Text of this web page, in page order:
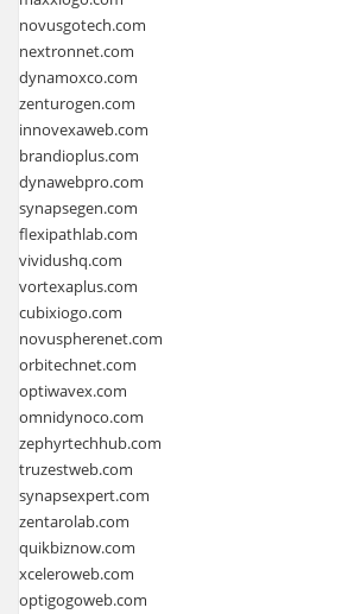
novusgotech.com
nextronnet.com
dynamoxco.com
zenturogen.com
innovexaweb.com
brandioplus.com
dynawebpro.com
synapsegen.com
flexipathlab.com
vividushq.com
vortexaplus.com
cubixiogo.com
novuspherenet.com
orbitechnet.com
optiwavex.com
omnidynoco.com
zephyrtechhub.com
truzestweb.com
synapsexpert.com
zentarolab.com
quikbiznow.com
xceleroweb.com
optigogoweb.com